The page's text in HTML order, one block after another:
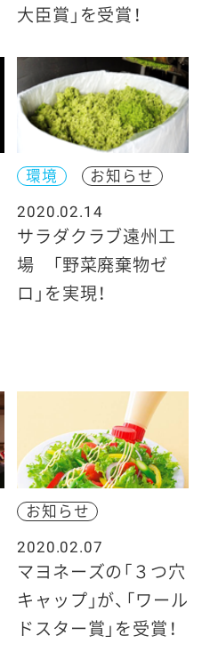
大臣賞」を受賞！
環境
お知らせ
2020.02.14
サラダクラブ遠州工
場 「野菜廃棄物ゼ
ロ」を実現！
お知らせ
2020.02.07
マヨネーズの「３つ穴
キャップ」が、「ワール
ドスター賞」を受賞！